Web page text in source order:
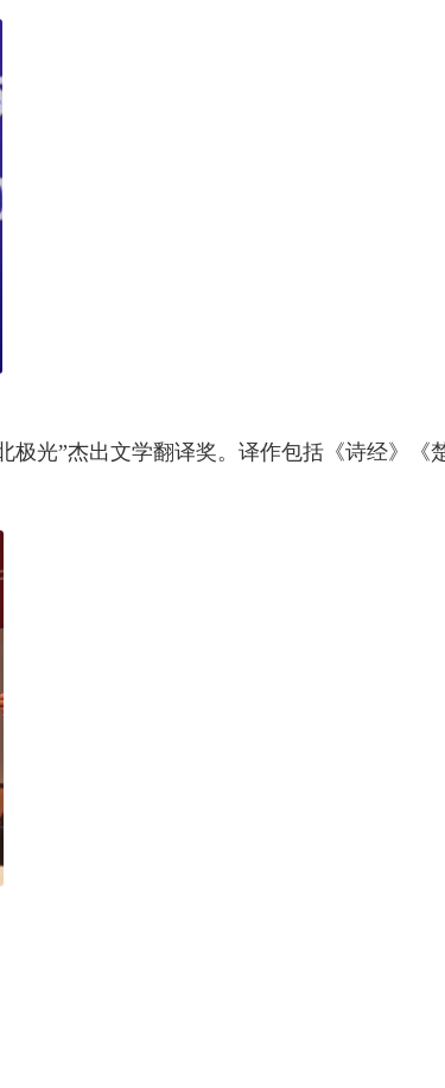
光”杰出文学翻译奖。译作包括《诗经》《